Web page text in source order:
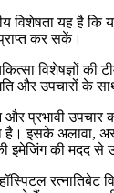
यह है कि
कर सकें।
विशेषज्ञों
और उपचारों के
और प्रभावी
है। इसके अलावा,
की मदद से
रत्नातिबेट